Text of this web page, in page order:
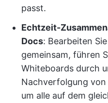
passt.
Echtzeit-
Docs: Bearbeiten
gemeinsam, führen
Whiteboards durch
Nachverfolgung
um alle auf dem